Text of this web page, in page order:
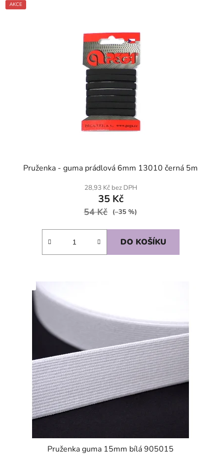
AKCE
Pruženka - guma prádlová 6mm 13010 černá 5m
28,93 Kč bez DPH
35 Kč
54 Kč (–35 %)
DO KOŠÍKU
Pruženka guma 15mm bílá 905015